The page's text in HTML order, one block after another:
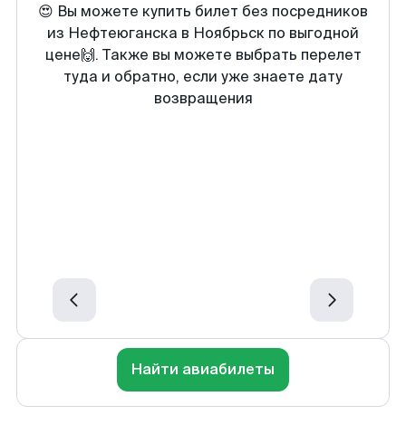
😍 Вы можете купить билет без посредников
из Нефтеюганска в Ноябрьск по выгодной
цене🙌. Также вы можете выбрать перелет
туда и обратно, если уже знаете дату
возвращения
Найти авиабилеты